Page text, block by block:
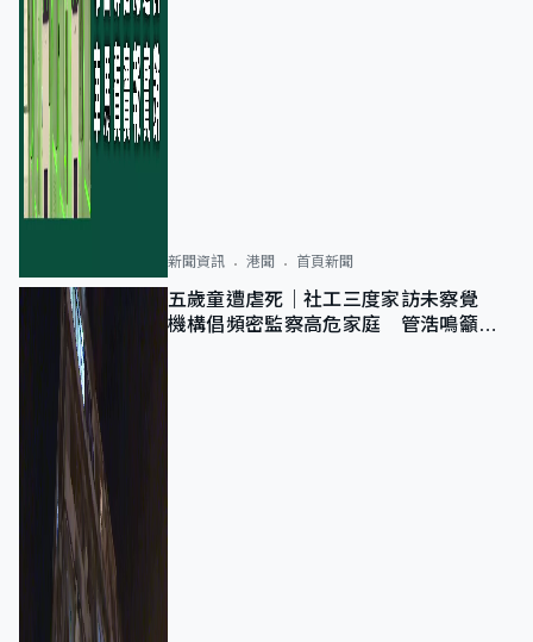
新聞資訊 港聞 首頁新聞
五歲童遭虐死｜社工三度家訪未察覺
機構倡頻密監察高危家庭 管浩鳴籲加